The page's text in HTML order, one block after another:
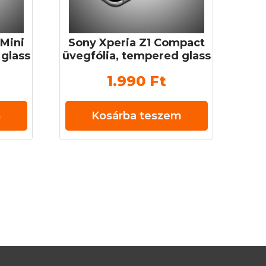
Sony Xperia Z1 Compact
üvegfólia, tempered glass
1.990 Ft
Kosárba teszem